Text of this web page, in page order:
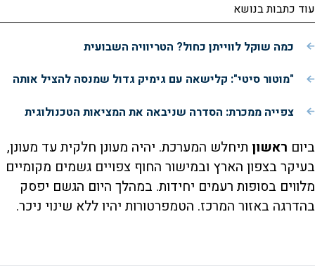
עוד כתבות בנושא
כמה שוקל לווייתן כחול? הטריוויה השבועית
"מוטור סיטי": קלישאה עם גימיק גדול שמנסה להציל אותה
צפייה ממכרת: הסדרה שניבאה את המציאות הטכנולוגית
ביום ראשון תיחלש המערכת. יהיה מעונן חלקית עד מעונן,
בעיקר בצפון הארץ ובמישור החוף צפויים גשמים מקומיים
מלווים בסופות רעמים יחידות. במהלך היום הגשם יפסק
בהדרגה באזור המרכז. הטמפרטורות יהיו ללא שינוי ניכר.